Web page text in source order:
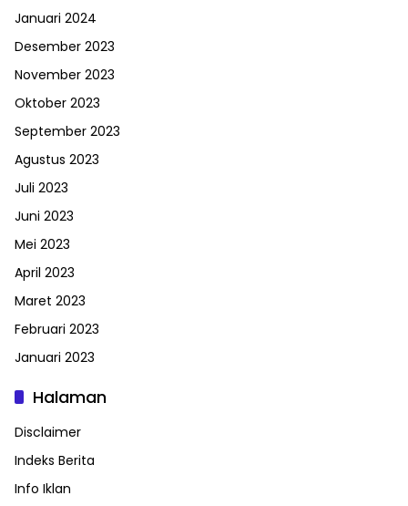
Januari 2024
Desember 2023
November 2023
Oktober 2023
September 2023
Agustus 2023
Juli 2023
Juni 2023
Mei 2023
April 2023
Maret 2023
Februari 2023
Januari 2023
Halaman
Disclaimer
Indeks Berita
Info Iklan